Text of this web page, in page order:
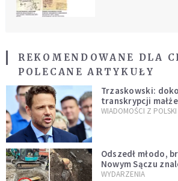
REKOMENDOWANE DLA
POLECANE ARTYKUŁY
Trzaskowski:
transkrypcji
jednopłciowych.
WIADOMOŚCI Z POLSKI
Odszedł młodo,
Nowym Sączu
mężczyzny z
WYDARZENIA